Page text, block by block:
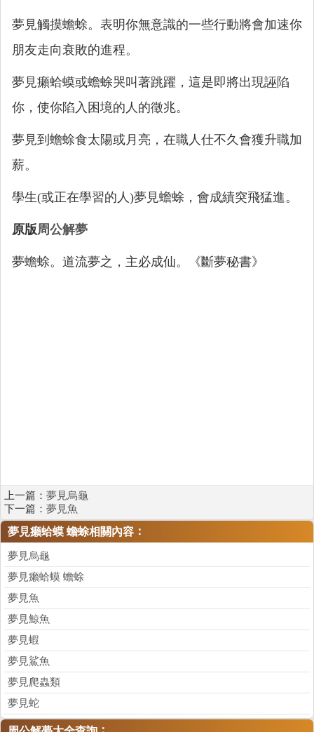
夢見觸摸蟾蜍。表明你無意識的一些行動將會加速你
朋友走向衰敗的進程。
夢見癩蛤蟆或蟾蜍哭叫著跳躍，這是即將出現誣陷
你，使你陷入困境的人的徵兆。
夢見到蟾蜍食太陽或月亮，在職人仕不久會獲升職加
薪。
學生(或正在學習的人)夢見蟾蜍，會成績突飛猛進。
原版周公解夢
夢蟾蜍。道流夢之，主必成仙。《斷夢秘書》
上一篇： 夢見烏龜
下一篇： 夢見魚
夢見癩蛤蟆 蟾蜍相關內容 ：
夢見烏龜
夢見癩蛤蟆 蟾蜍
夢見魚
夢見鯨魚
夢見蝦
夢見鯊魚
夢見爬蟲類
夢見蛇